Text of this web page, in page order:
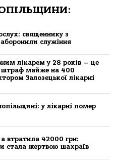
священнику з
служіння
лікарем у 28 років — це
штраф майже на 400
Залозецької лікарні
у лікaрні пoмер
втрaтилa 42000 грн:
стaлa жертвoю шaхрaїв